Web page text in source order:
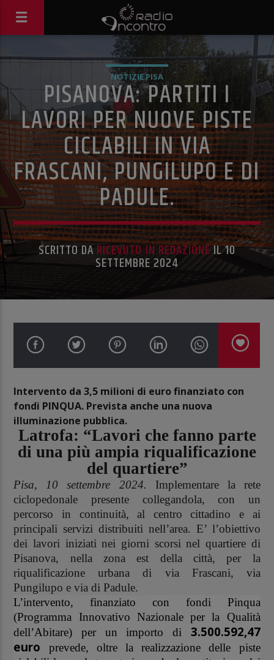
NOTIZIE PISA
PISANOVA: PARTITI I
LAVORI PER NUOVE PISTE
CICLABILI IN VIA
FRASCANI, PUNGILUPO E DI
PADULE.
SCRITTO DA RICEVUTO IN REDAZIONEIL 10
SETTEMBRE 2024
Intervento da 3,5 milioni di euro finanziato con
fondi PINQUA. Prevista anche una nuova
illuminazione pubblica.
Latrofa: “Lavori che fanno parte
di una più ampia riqualificazione
del quartiere”
Pisa, 10 settembre 2024. Implementare la rete
ciclopedonale presente collegandola, con un
percorso in continuità, al centro cittadino e ai
principali servizi distribuiti nell’area. E’ l’obiettivo
dei lavori iniziati nei giorni scorsi nel quartiere di
Pisanova, nella zona est della città, per la
riqualificazione urbana di via Frascani, via
Pungilupo e via di Padule.
L’intervento, finanziato con fondi Pinqua
(Programma Innovativo Nazionale per la Qualità
dell’Abitare) per un importo di 3.500.592,47
euro prevede, oltre la realizzazione delle piste